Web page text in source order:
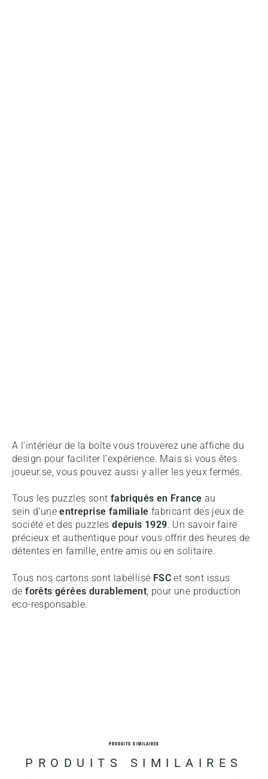
A l’intérieur de la boîte vous trouverez une affiche du
design pour faciliter l’expérience. Mais si vous êtes
joueur.se, vous pouvez aussi y aller les yeux fermés.
Tous les puzzles sont fabriqués en France au
sein d’une entreprise familiale fabricant des jeux de
société et des puzzlesdepuis 1929. Un savoir faire
précieux et authentique pour vous offrir des heures de
détentes en famille, entre amis ou en solitaire.
Tous nos cartons sont labellisé FSC et sont issus
deforêts gérées durablement, pour une production
eco-responsable.
PRODUITS SIMILAIRES
PRODUITS SIMILAIRES